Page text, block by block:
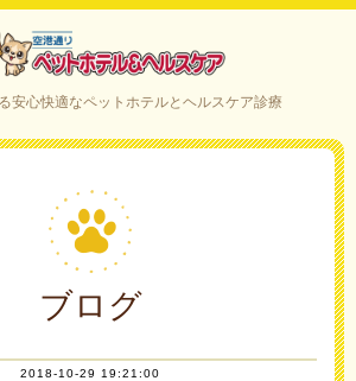
ケア｜山口県宇部市
安心快適なペットホテルとヘルスケア診療
ブログ
2018-10-29 19:21:00